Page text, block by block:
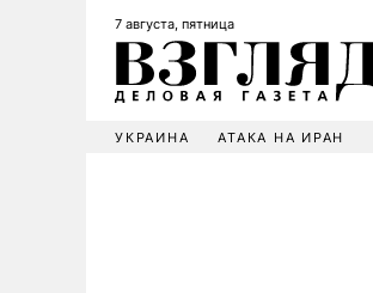
7 августа, пятница
УКРАИНА АТАКА НА ИРАН